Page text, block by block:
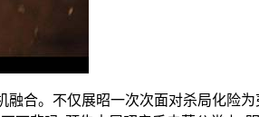
合。不仅展昭一次次面对杀局化险